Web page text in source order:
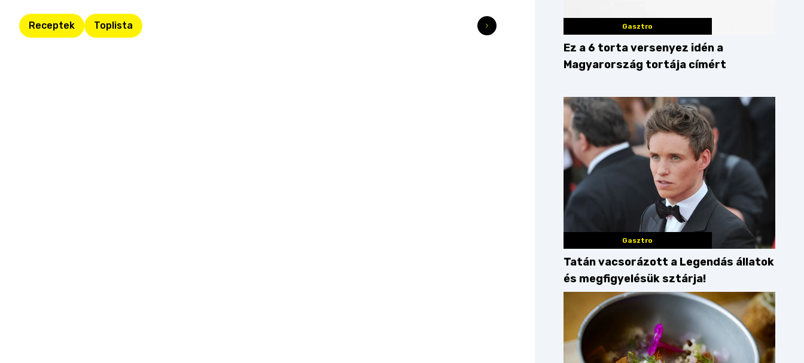
Receptek Toplista Gasztro
Ez a 6 torta versenyez idén a
Magyarország tortája címért
Gasztro
Tatán vacsorázott a Legendás állatok
és megfigyelésük sztárja!